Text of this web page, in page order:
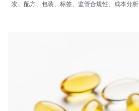
发、配方、包装、标签、监管合规性、成本分